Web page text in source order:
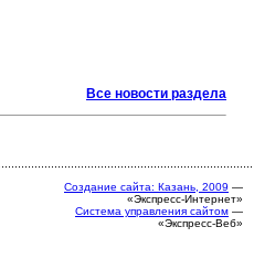
Все новости раздела
Создание сайта: Казань, 2009 —
«Экспресс-Интернет»
Система управления сайтом —
«Экспресс-Веб»